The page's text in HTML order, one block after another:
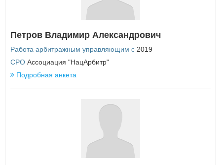
Пермский край
Приморский край
Р
Республика Адыгея
Республика Башкортостан
Республика Ингушетия
Республика Калмыкия
Республика Карелия
Петров Владимир Александрович
Работа арбитражным управляющим с 2019
СРО Ассоциация "НацАрбитр"
Подробная анкета
au-info@mail.ru